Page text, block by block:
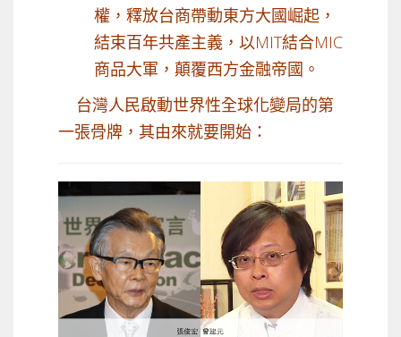
權，釋放台商帶動東方大國崛起，
結束百年共產主義，以MIT結合MIC
商品大軍，顛覆西方金融帝國。
台灣人民啟動世界性全球化變局的第
一張骨牌，其由來就要開始：